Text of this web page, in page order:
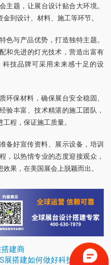
主题，让展台设计贴合大环境。
到设计、材料、施工等环节。
色与产品优势，打造独特主题。
和先进的灯光技术，营造出富有
技品牌可采用未来感十足的设
环保材料，确保展台安全稳固、
验丰富、技术精湛的施工团队，
程，保证施工质量。
备好宣传资料、展示设备，培训
，以热情专业的态度迎接观众，
果，在美国展会上脱颖而出。
建商
展搭建如何做好科技感呈现»